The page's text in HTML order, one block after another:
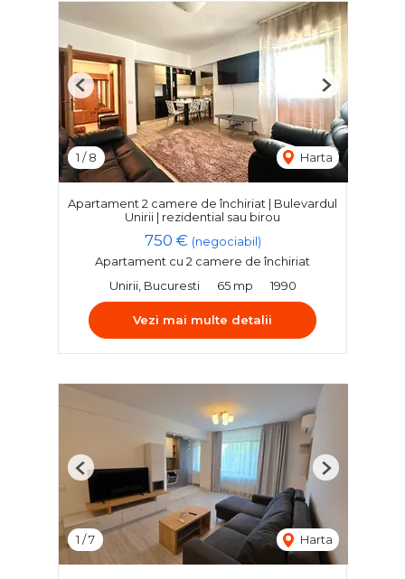
1 /8 Harta
Previous Next
Apartament 2 camere de închiriat | Bulevardul
Unirii | rezidential sau birou
750 € (negociabil)
Apartament cu 2 camere de închiriat
Unirii, Bucuresti
65 mp 1990
Vezi mai multe detalii
1 /7 Harta
Previous Next